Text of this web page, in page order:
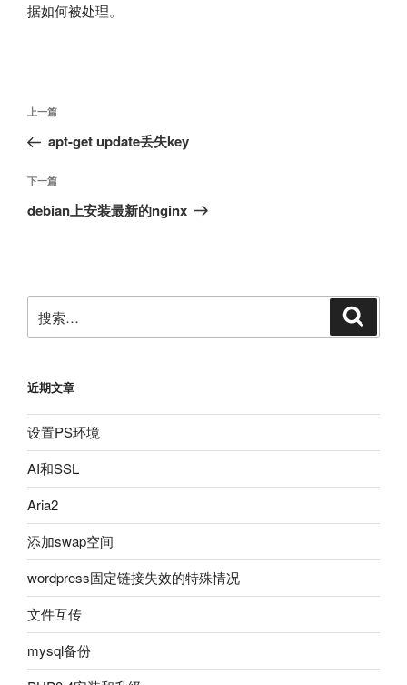
据如何被处理。
文
导
航
上
一
文
章
上一篇
apt-get update丢失key
下
一
下一篇
debian上安装最新的nginx
索：
近期文章
设置PS环境
AI和SSL
Aria2
添加swap空间
wordpress固定链接失效的特殊情况
文件互传
mysql备份